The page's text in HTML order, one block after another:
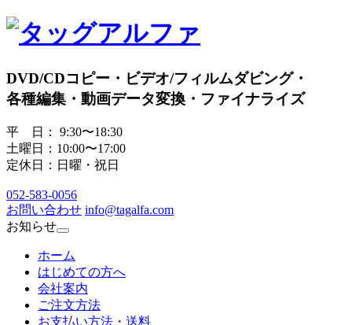
DVD/CDコピー・ビデオ/フィルムダビング・
各種編集・動画データ変換・ファイナライズ
平 日： 9:30〜18:30
土曜日：10:00〜17:00
定休日：日曜・祝日
052-583-0056
お問い合わせ info@tagalfa.com
お知らせ
ホーム
はじめての方へ
会社案内
ご注文方法
お支払い方法・送料